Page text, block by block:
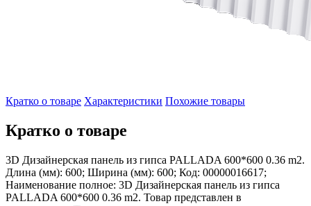
Кратко о товаре Характеристики Похожие товары
Кратко о товаре
3D Дизайнерская панель из гипса PALLADA 600*600 0.36 m2.
Длина (мм): 600; Ширина (мм): 600; Код: 00000016617;
Наименование полное: 3D Дизайнерская панель из гипса
PALLADA 600*600 0.36 m2. Товар представлен в